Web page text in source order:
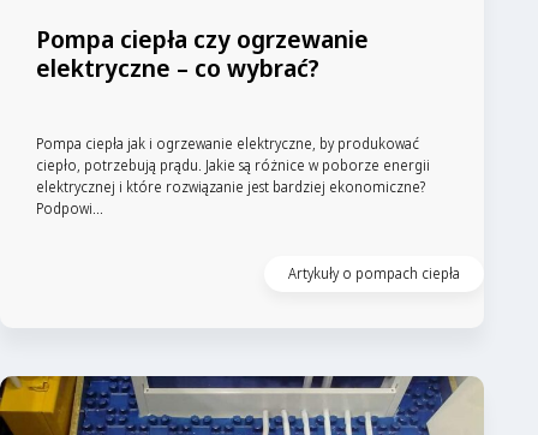
Pompa ciepła czy ogrzewanie
elektryczne – co wybrać?
Pompa ciepła jak i ogrzewanie elektryczne, by produkować
ciepło, potrzebują prądu. Jakie są różnice w poborze energii
elektrycznej i które rozwiązanie jest bardziej ekonomiczne?
Podpowi...
Artykuły o pompach ciepła